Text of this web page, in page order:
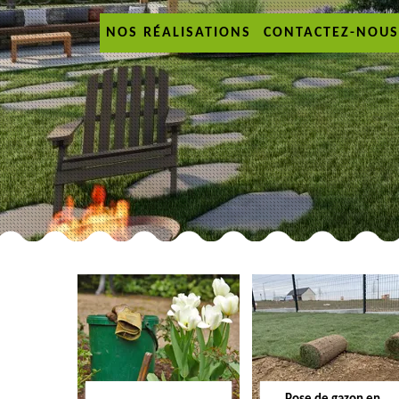
NOS RÉALISATIONS CONTACTEZ-